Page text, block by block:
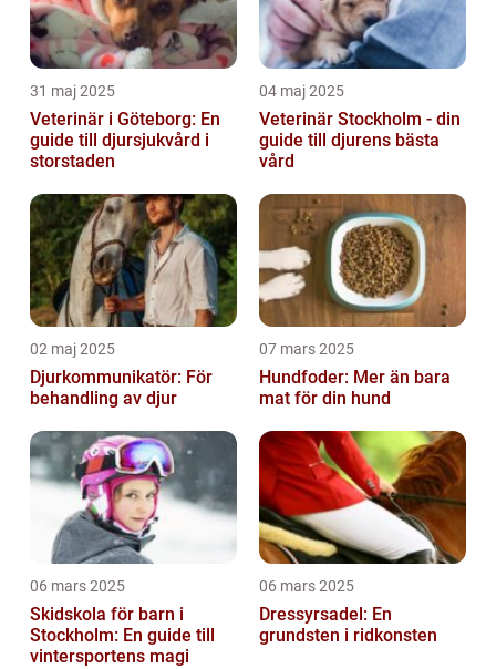
31 maj 2025
Veterinär i Göteborg: En
guide till djursjukvård i
storstaden
04 maj 2025
Veterinär Stockholm - din
guide till djurens bästa
vård
02 maj 2025
Djurkommunikatör: För
behandling av djur
07 mars 2025
Hundfoder: Mer än bara
mat för din hund
06 mars 2025
Skidskola för barn i
Stockholm: En guide till
vintersportens magi
06 mars 2025
Dressyrsadel: En
grundsten i ridkonsten